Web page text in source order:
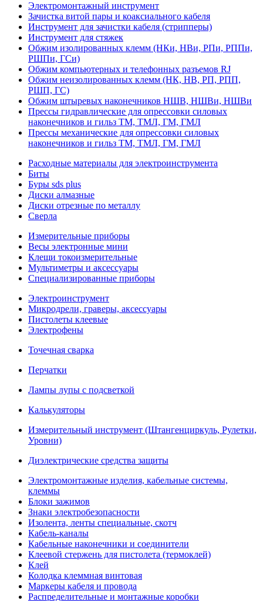
Электромонтажный инструмент
Зачистка витой пары и коаксиального кабеля
Инструмент для зачистки кабеля (стрипперы)
Инструмент для стяжек
Обжим изолированных клемм (НКи, НВи, РПи, РППи,
РШПи, ГСи)
Обжим компьютерных и телефонных разъемов RJ
Обжим неизолированных клемм (НК, НВ, РП, РПП,
РШП, ГС)
Обжим штыревых наконечников НШВ, НШВи, НШВи
Прессы гидравлические для опрессовки силовых
наконечников и гильз ТМ, ТМЛ, ГМ, ГМЛ
Прессы механические для опрессовки силовых
наконечников и гильз ТМ, ТМЛ, ГМ, ГМЛ
Расходные материалы для электроинструмента
Биты
Буры sds plus
Диски алмазные
Диски отрезные по металлу
Сверла
Измерительные приборы
Весы электронные мини
Клещи токоизмерительные
Мультиметры и аксессуары
Специализированные приборы
Электроинструмент
Микродрели, граверы, аксессуары
Пистолеты клеевые
Электрофены
Точечная сварка
Перчатки
Лампы лупы с подсветкой
Калькуляторы
Измерительный инструмент (Штангенциркуль, Рулетки,
Уровни)
Диэлектрические средства защиты
Электромонтажные изделия, кабельные системы,
клеммы
Блоки зажимов
Знаки электробезопасности
Изолента, ленты специальные, скотч
Кабель-каналы
Кабельные наконечники и соединители
Клеевой стержень для пистолета (термоклей)
Клей
Колодка клеммная винтовая
Маркеры кабеля и провода
Распределительные и монтажные коробки